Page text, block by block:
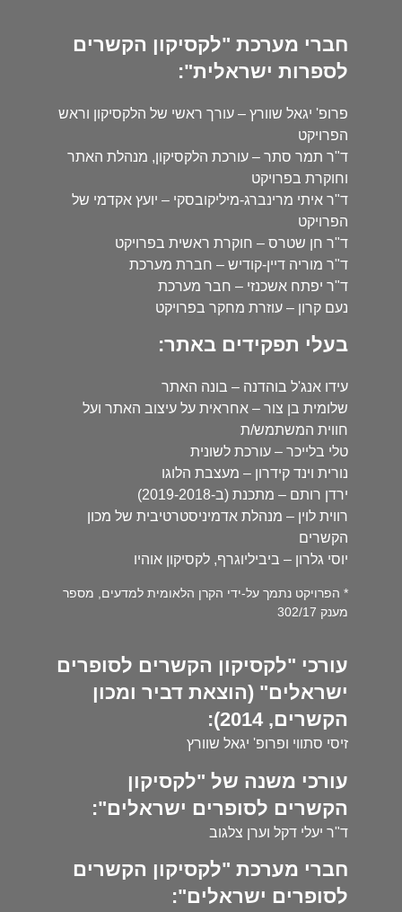
חברי מערכת "לקסיקון הקשרים
לספרות ישראלית":
פרופ' יגאל שוורץ – עורך ראשי של הלקסיקון וראש
הפרויקט
ד"ר תמר סתר – עורכת הלקסיקון, מנהלת האתר
וחוקרת בפרויקט
ד"ר איתי מרינברג-מיליקובסקי – יועץ אקדמי של
הפרויקט
ד"ר חן שטרס – חוקרת ראשית בפרויקט
ד"ר מוריה דיין-קודיש – חברת מערכת
ד"ר יפתח אשכנזי – חבר מערכת
נעם קרון – עוזרת מחקר בפרויקט
בעלי תפקידים באתר:
עידו אנג'ל בוהדנה – בונה האתר
שלומית בן צור – אחראית על עיצוב האתר ועל
חווית המשתמש/ת
טלי בלייכר – עורכת לשונית
נורית וינד קידרון – מעצבת הלוגו
ירדן רותם – מתכנת (ב-2019-2018)
רווית לוין – מנהלת אדמיניסטרטיבית של מכון
הקשרים
יוסי גלרון – ביביליוגרף, לקסיקון אוהיו
* הפרויקט נתמך על-ידי הקרן הלאומית למדעים, מספר
מענק 302/17
עורכי "לקסיקון הקשרים לסופרים
ישראלים" (הוצאת דביר ומכון
הקשרים, 2014):
זיסי סתווי ופרופ' יגאל שוורץ
עורכי משנה של "לקסיקון
הקשרים לסופרים ישראלים":
ד"ר יעלי דקל וערן צלגוב
חברי מערכת "לקסיקון הקשרים
לסופרים ישראלים":